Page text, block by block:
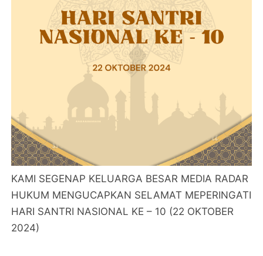
KAMI SEGENAP KELUARGA BESAR MEDIA RADAR
HUKUM MENGUCAPKAN SELAMAT MEPERINGATI
HARI SANTRI NASIONAL KE – 10 (22 OKTOBER
2024)